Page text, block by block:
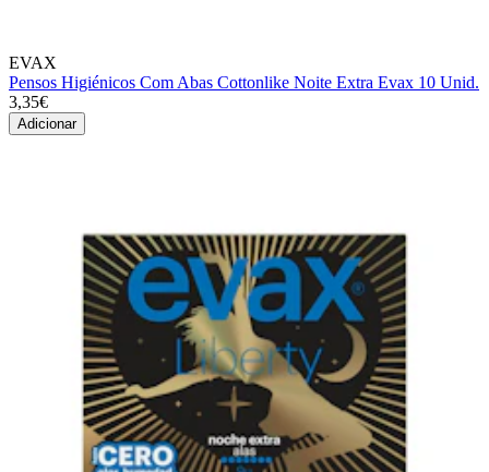
EVAX
Pensos Higiénicos Com Abas Cottonlike Noite Extra Evax 10 Unid.
3,35€
Adicionar